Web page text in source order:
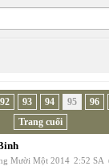
92 93 94 95 96
Trang cuối
Mười Một 2014 2:52 SA